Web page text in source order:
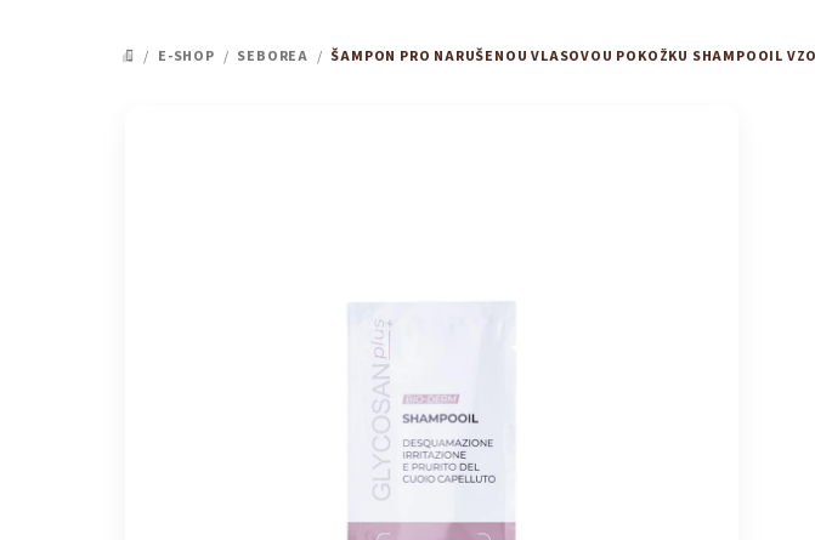
DOMŮ
/ E-SHOP / SEBOREA / ŠAMPON PRO NARUŠENOU VLASOVOU POKOŽKU SHAMPOOIL